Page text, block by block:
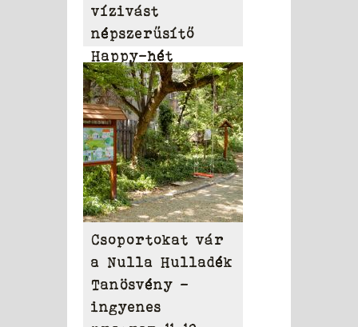
vízivást
népszerűsítő
Happy-hét
üzenete
Csoportokat vár
a Nulla Hulladék
Tanösvény –
ingyenes